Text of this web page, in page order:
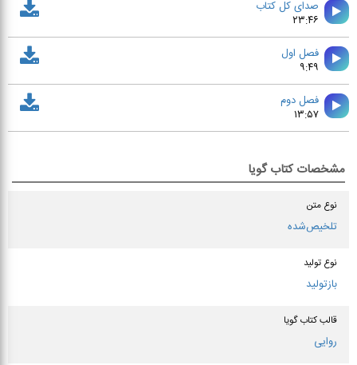
صدای کل کتاب
۲۳:۴۶
فصل اول
۹:۴۹
فصل دوم
۱۳:۵۷
مشخصات کتاب گویا
نوع متن
تلخیص‌شده
نوع تولید
بازتولید
قالب کتاب گویا
روایی